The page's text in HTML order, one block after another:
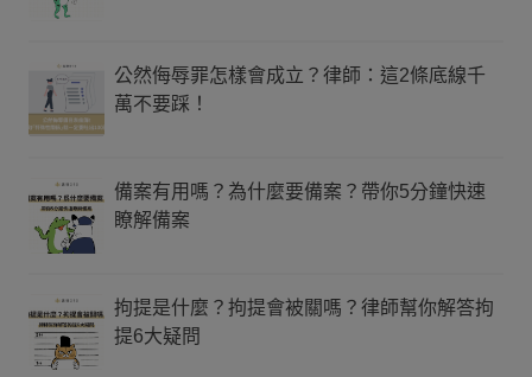
公然侮辱罪怎樣會成立？律師：這2條底線千
萬不要踩！
備案有用嗎？為什麼要備案？帶你5分鐘快速
瞭解備案
拘提是什麼？拘提會被關嗎？律師幫你解答拘
提6大疑問